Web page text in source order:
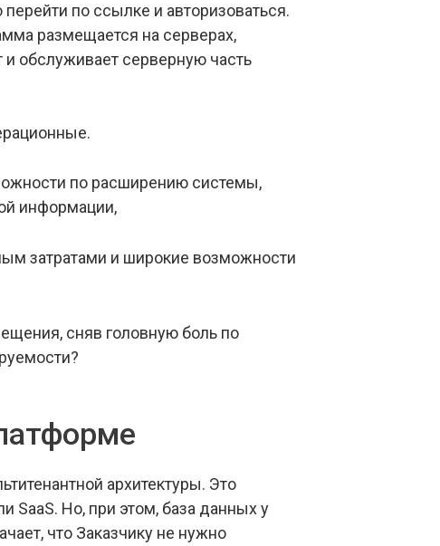
по ссылке и авторизоваться.
размещается на серверах,
обслуживает серверную часть
по расширению системы,
информации,
затратами и широкие возможности
сняв головную боль по
архитектуры. Это
SaaS. Но, при этом, база данных у
что Заказчику не нужно